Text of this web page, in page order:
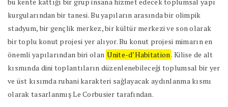
bu kente kattığı bir grup insana hizmet edecek toplumsal yapı
kurgularından bir tanesi. Bu yapıların arasında bir olimpik
stadyum, bir gençlik merkez, bir kültür merkezi ve son olarak
bir toplu konut projesi yer alıyor. Bu konut projesi mimarın en
önemli yapılarından biri olan Unite-d’Habitation. Kilise de alt
kısmında dini toplantıların düzenlenebileceği toplumsal bir yer
ve üst kısımda ruhani karakteri sağlayacak aydınlanma kısmı
olarak tasarlanmış Le Corbusier tarafından.